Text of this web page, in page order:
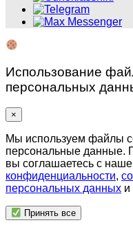
Использование
персональных
×
Мы используем файлы
персональные данные.
вы соглашаетесь с
конфиденциальности,
персональных данных и
Принять все